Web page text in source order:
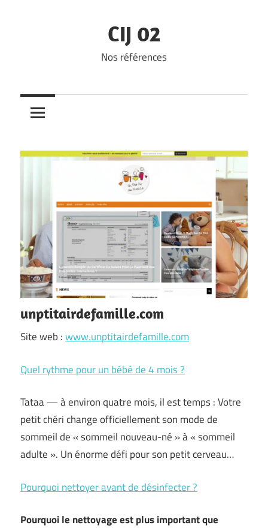
CIJ 02
Nos références
unptitairdefamille.com
Site web :www.unptitairdefamille.com
Quel rythme pour un bébé de 4 mois ?
Tataa — à environ quatre mois, il est temps : Votre
petit chéri change officiellement son mode de
sommeil de « sommeil nouveau-né » à « sommeil
adulte ». Un énorme défi pour son petit cerveau…
Pourquoi nettoyer avant de désinfecter ?
Pourquoi le nettoyage est plus important que